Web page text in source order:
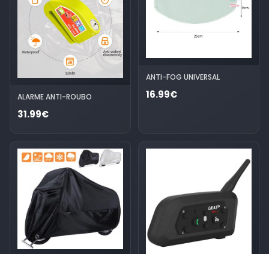
ALARME ANTI-ROUBO
31.99€
ANTI-FOG UNIVERSAL
16.99€